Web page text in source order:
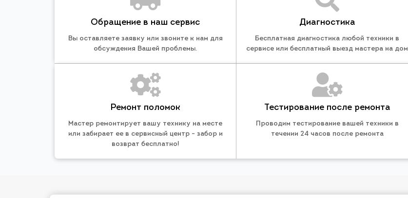
Обращение в наш сервис
Вы оставляете заявку или звоните к нам для
обсуждения Вашей проблемы.
Диагностика
Бесплатная диагностика любой техники в
сервисе или бесплатный выезд мастера на дом
Ремонт поломок
Мастер ремонтирует вашу технику на месте
или забирает ее в сервисный центр - забор и
возврат бесплатно!
Тестирование после ремонта
Проводим тестирование вашей техники в
течении 24 часов после ремонта